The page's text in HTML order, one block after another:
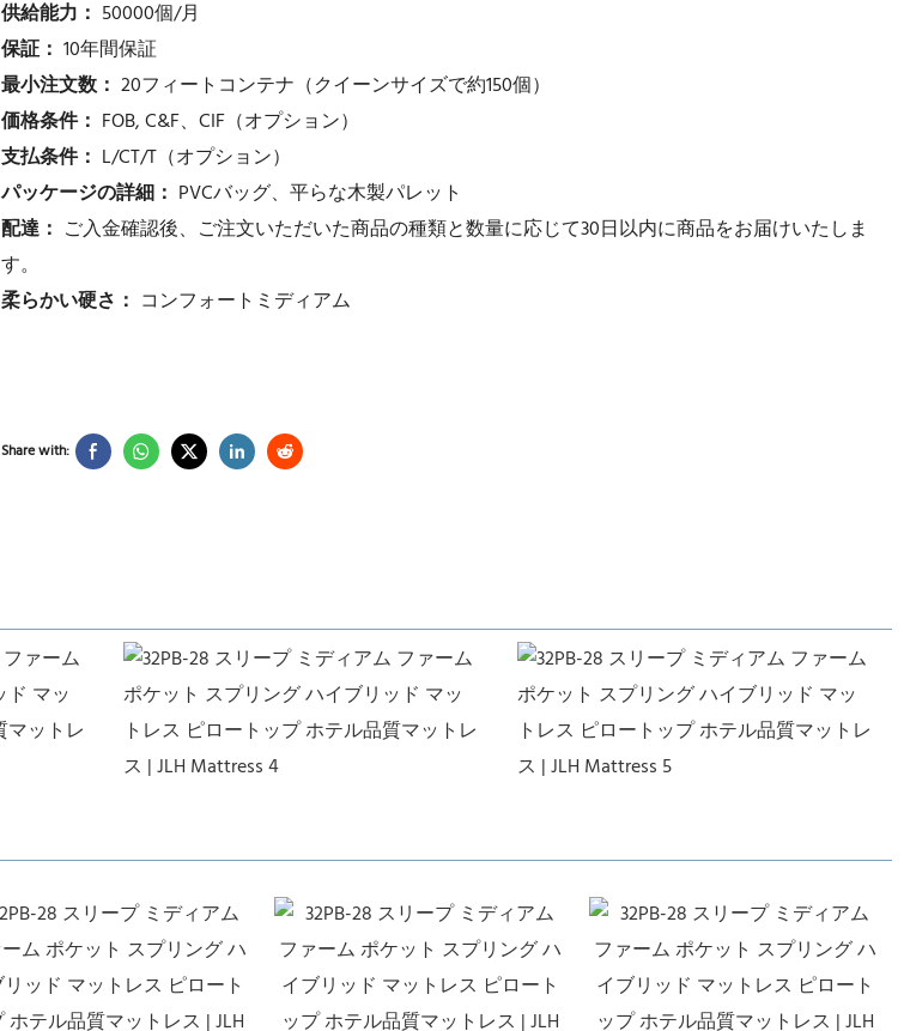
供給能力： 50000個/月
保証： 10年間保証
最小注文数： 20フィートコンテナ（クイーンサイズで約150個）
価格条件： FOB, C&F、CIF（オプション）
支払条件： L/CT/T（オプション）
パッケージの詳細： PVCバッグ、平らな木製パレット
配達： ご入金確認後、ご注文いただいた商品の種類と数量に応じて30日以内に商品をお届けいたしま
す。
柔らかい硬さ： コンフォートミディアム
Share with: